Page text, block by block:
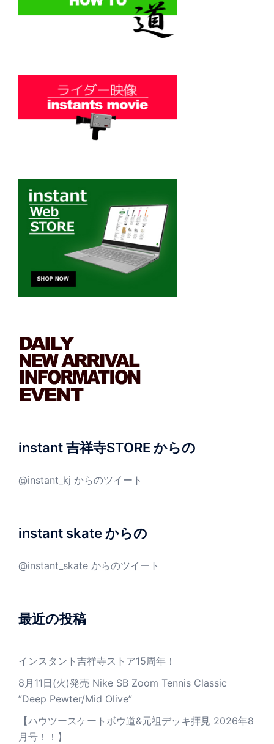
instant 吉祥寺STORE からの
@instant_kj からのツイート
instant skate からの
@instant_skate からのツイート
最近の投稿
インスタント吉祥寺ストア15周年！
8月11日(火)発売 Nike SB Zoom Tennis Classic
”Deep Pewter/Mid Olive”
【ハウツースケートボウ道&元祖デッキ拝見 2026年8
月号！！】